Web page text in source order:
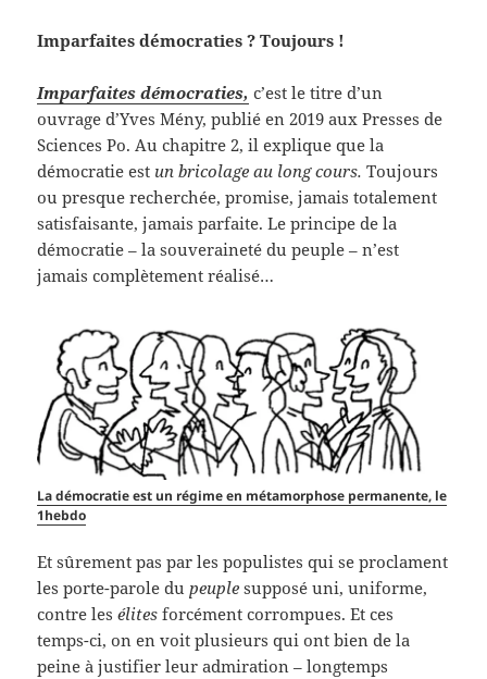
Imparfaites démocraties ? Toujours !
Imparfaites démocraties, c’est le titre d’un
ouvrage d’Yves Mény, publié en 2019 aux Presses de
Sciences Po. Au chapitre 2, il explique que la
démocratie est un bricolage au long cours. Toujours
ou presque recherchée, promise, jamais totalement
satisfaisante, jamais parfaite. Le principe de la
démocratie – la souveraineté du peuple – n’est
jamais complètement réalisé…
La démocratie est un régime en métamorphose permanente, le
1hebdo
Et sûrement pas par les populistes qui se proclament
les porte-parole dupeuple supposé uni, uniforme,
contre lesélitesforcément corrompues. Et ces
temps-ci, on en voit plusieurs qui ont bien de la
peine à justifier leur admiration – longtemps